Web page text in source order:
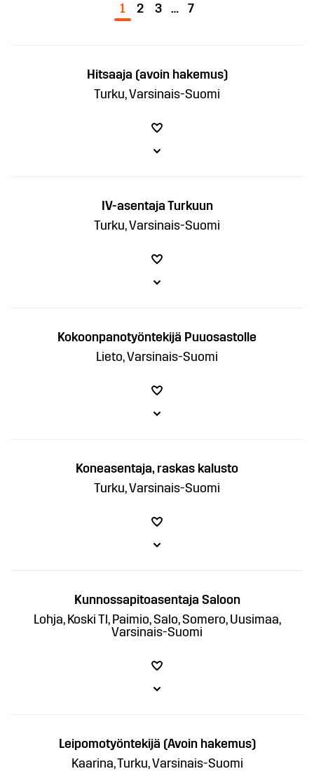
1 2 3 … 7
Hitsaaja (avoin hakemus)
Turku, Varsinais-Suomi
IV-asentaja Turkuun
Turku, Varsinais-Suomi
Kokoonpanotyöntekijä Puuosastolle
Lieto, Varsinais-Suomi
Koneasentaja, raskas kalusto
Turku, Varsinais-Suomi
Kunnossapitoasentaja Saloon
Lohja, Koski Tl, Paimio, Salo, Somero, Uusimaa,
Varsinais-Suomi
Leipomotyöntekijä (Avoin hakemus)
Kaarina, Turku, Varsinais-Suomi